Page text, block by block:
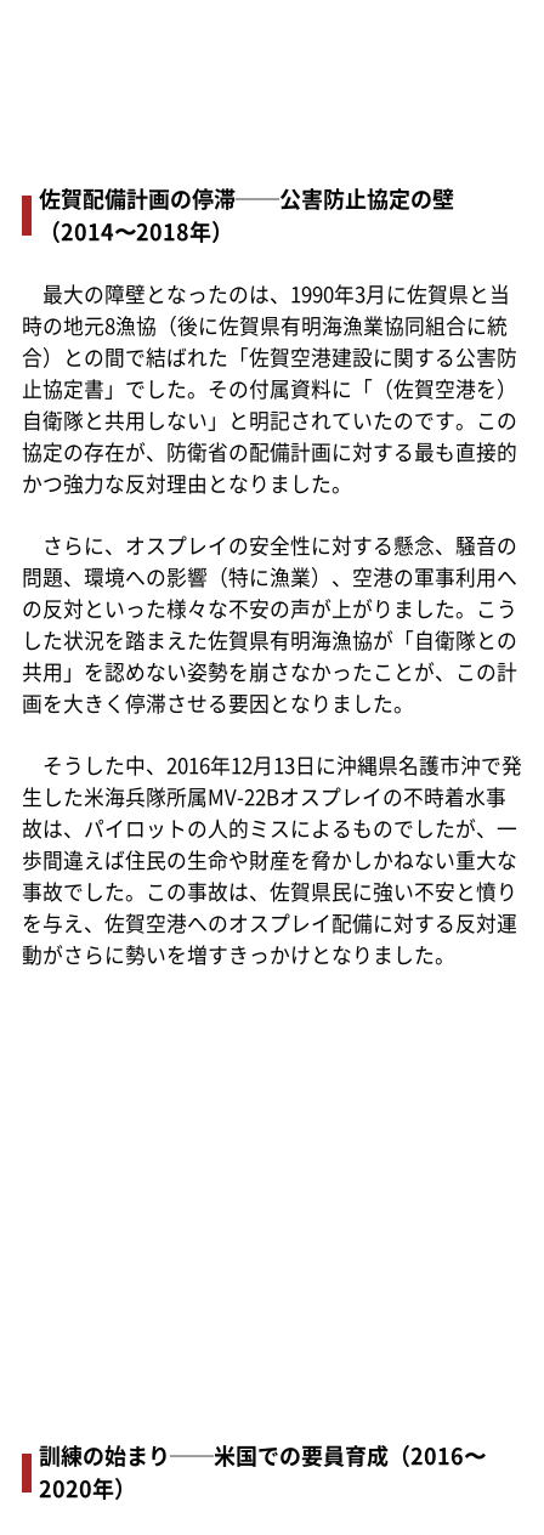
佐賀配備計画の停滞──公害防止協定の壁
（2014〜2018年）
最大の障壁となったのは、1990年3月に佐賀県と当
時の地元8漁協（後に佐賀県有明海漁業協同組合に統
合）との間で結ばれた「佐賀空港建設に関する公害防
止協定書」でした。その付属資料に「（佐賀空港を）
自衛隊と共用しない」と明記されていたのです。この
協定の存在が、防衛省の配備計画に対する最も直接的
かつ強力な反対理由となりました。
さらに、オスプレイの安全性に対する懸念、騒音の
問題、環境への影響（特に漁業）、空港の軍事利用へ
の反対といった様々な不安の声が上がりました。こう
した状況を踏まえた佐賀県有明海漁協が「自衛隊との
共用」を認めない姿勢を崩さなかったことが、この計
画を大きく停滞させる要因となりました。
そうした中、2016年12月13日に沖縄県名護市沖で発
生した米海兵隊所属MV-22Bオスプレイの不時着水事
故は、パイロットの人的ミスによるものでしたが、一
歩間違えば住民の生命や財産を脅かしかねない重大な
事故でした。この事故は、佐賀県民に強い不安と憤り
を与え、佐賀空港へのオスプレイ配備に対する反対運
動がさらに勢いを増すきっかけとなりました。
訓練の始まり──米国での要員育成（2016〜
2020年）